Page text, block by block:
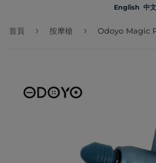
English 中文
首頁 › 按摩槍 ›